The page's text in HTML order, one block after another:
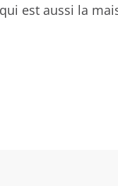
est aussi la